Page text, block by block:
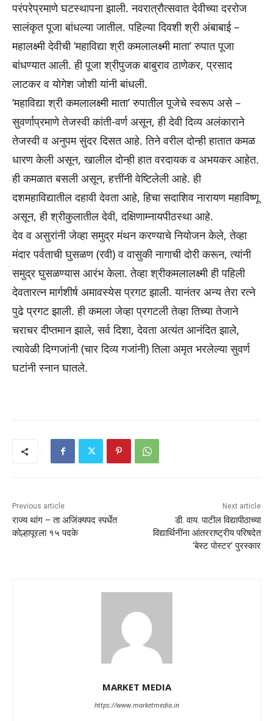
परंपरेप्रमाणे घटस्थापना झाली. नवरात्रौत्सवात देवीच्या दररोज
सालंकृत पूजा बांधल्या जातील. पहिल्या दिवशी श्री अंबाबाई –
महालक्ष्मी देवीची ‘महाविद्या श्री कमलालक्ष्मी माता’ रुपात पूजा
बांधण्यात आली. ही पूजा श्रीपुजक बाबुराव ठाणेकर, प्रसाद
लाटकर व योगेश जोशी यांनी बांधली.
‘महाविद्या श्री कमलालक्ष्मी माता’ रुपातील पूजेचे स्वरूप असे –
सुवर्णाप्रमाणे तेजस्वी कांती-वर्ण असून, ही देवी दिव्य अलंकाराने
तेजस्वी व अनुपम सुंदर दिसत आहे. तिने वरील दोन्ही हातात कमळ
धारण केली असून, खालील दोन्ही हात वरदायक व अभयकर आहेत.
ही कमळात बसली असून, हत्तींनी वेष्टिलेली आहे. ही
दशमहाविद्यातील दहावी देवता आहे, हिचा सदाशिव नारायण महाविष्णू
असून, ही श्रीकुलातील देवी, दक्षिणाम्नायपीठस्था आहे.
देव व असुरांनी जेव्हा समुद्र मंथन करण्याचे नियोजन केले, तेव्हा
मंदार पर्वताची घुसळण (रवी) व वासुकी नागाची दोरी करून, त्यांनी
समुद्र घुसळण्यास आरंभ केला. तेव्हा श्रीकमलालक्ष्मी ही पहिली
देवतारत्न मार्गशीर्ष अमावस्येस प्रगट झाली. यानंतर अन्य तेरा रत्ने
पुढे प्रगट झाली. ही कमला जेव्हा प्रगटली तेव्हा तिच्या तेजाने
चराचर दीप्तमान झाले, सर्व दिशा, देवता अत्यंत आनंदित झाले,
त्यावेळी दिग्गजांनी (चार दिव्य गजांनी) तिला अमृत भरलेल्या सुवर्ण
घटांनी स्नान घातले.
Previous article
राज्य थांग – ता अजिंक्यपद स्पर्धेत
कोल्हापूरला १५ पदके
Next article
डी. वाय. पाटील विद्यापीठाच्या
विद्यार्थिनींना आंतरराष्ट्रीय परिषदेत
‘बेस्ट पोस्टर’ पुरस्कार
MARKET MEDIA
https://www.marketmedia.in